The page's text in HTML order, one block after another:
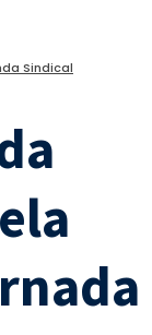
Sindical